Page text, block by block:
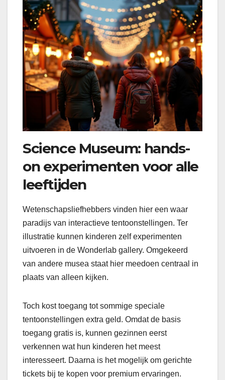
Science Museum: hands-
on experimenten voor alle
leeftijden
Wetenschapsliefhebbers vinden hier een waar
paradijs van interactieve tentoonstellingen. Ter
illustratie kunnen kinderen zelf experimenten
uitvoeren in de Wonderlab gallery. Omgekeerd
van andere musea staat hier meedoen centraal in
plaats van alleen kijken.
Toch kost toegang tot sommige speciale
tentoonstellingen extra geld. Omdat de basis
toegang gratis is, kunnen gezinnen eerst
verkennen wat hun kinderen het meest
interesseert. Daarna is het mogelijk om gerichte
tickets bij te kopen voor premium ervaringen.